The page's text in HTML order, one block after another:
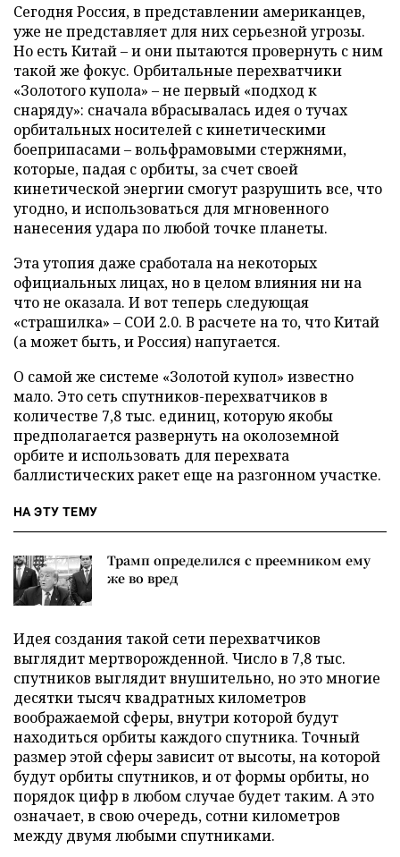
Сегодня Россия, в представлении американцев,
уже не представляет для них серьезной угрозы.
Но есть Китай – и они пытаются провернуть с ним
такой же фокус. Орбитальные перехватчики
«Золотого купола» – не первый «подход к
снаряду»: сначала вбрасывалась идея о тучах
орбитальных носителей с кинетическими
боеприпасами – вольфрамовыми стержнями,
которые, падая с орбиты, за счет своей
кинетической энергии смогут разрушить все, что
угодно, и использоваться для мгновенного
нанесения удара по любой точке планеты.
Эта утопия даже сработала на некоторых
официальных лицах, но в целом влияния ни на
что не оказала. И вот теперь следующая
«страшилка» – СОИ 2.0. В расчете на то, что Китай
(а может быть, и Россия) напугается.
О самой же системе «Золотой купол» известно
мало. Это сеть спутников-перехватчиков в
количестве 7,8 тыс. единиц, которую якобы
предполагается развернуть на околоземной
орбите и использовать для перехвата
баллистических ракет еще на разгонном участке.
НА ЭТУ ТЕМУ
Трамп определился с преемником ему
же во вред
Идея создания такой сети перехватчиков
выглядит мертворожденной. Число в 7,8 тыс.
спутников выглядит внушительно, но это многие
десятки тысяч квадратных километров
воображаемой сферы, внутри которой будут
находиться орбиты каждого спутника. Точный
размер этой сферы зависит от высоты, на которой
будут орбиты спутников, и от формы орбиты, но
порядок цифр в любом случае будет таким. А это
означает, в свою очередь, сотни километров
между двумя любыми спутниками.